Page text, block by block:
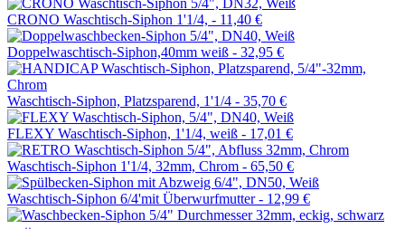
CRONO Waschtisch-Siphon 1'1/4, - 11,40 €
Doppelwaschtisch-Siphon,40mm weiß - 32,95 €
Waschtisch-Siphon, Platzsparend, 1'1/4 - 35,70 €
FLEXY Waschtisch-Siphon, 1'1/4, weiß - 17,01 €
Waschtisch-Siphon 1'1/4, 32mm, Chrom - 65,50 €
Waschtisch-Siphon 6/4'mit Überwurfmutter - 12,99 €